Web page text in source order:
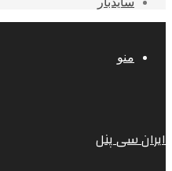
منو
ایران سی پنل